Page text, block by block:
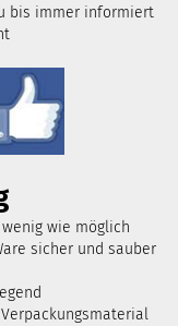
bis immer informiert
wie möglich
sicher und sauber